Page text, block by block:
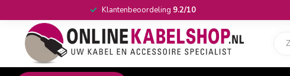
Klantenbeoordeling 9.2/10